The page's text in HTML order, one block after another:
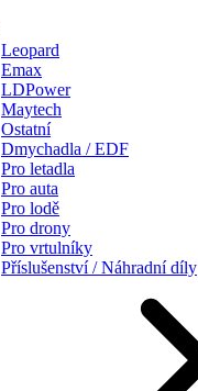
Leopard
Emax
LDPower
Maytech
Ostatní
Dmychadla / EDF
Pro letadla
Pro auta
Pro lodě
Pro drony
Pro vrtulníky
Příslušenství / Náhradní díly